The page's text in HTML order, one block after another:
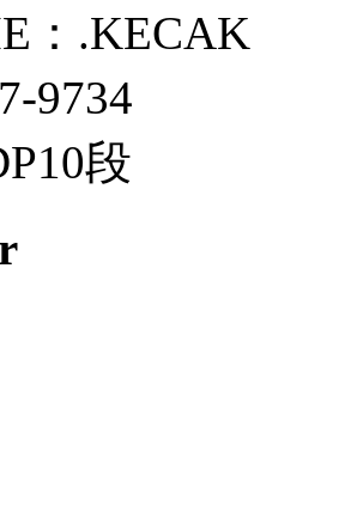
：.KECAK
9734
段